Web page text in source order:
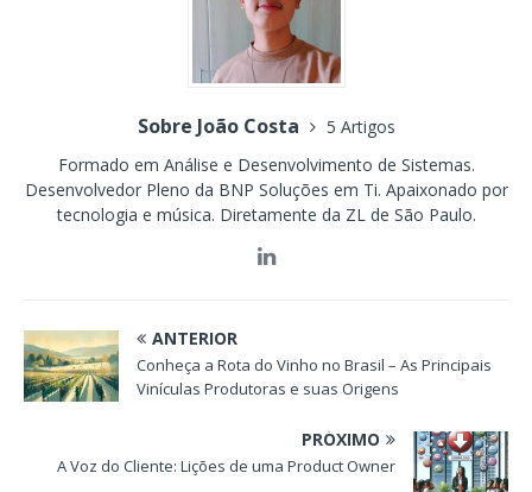
Sobre João Costa
5 Artigos
Formado em Análise e Desenvolvimento de Sistemas.
Desenvolvedor Pleno da BNP Soluções em Ti. Apaixonado por
tecnologia e música. Diretamente da ZL de São Paulo.
ANTERIOR
Conheça a Rota do Vinho no Brasil – As Principais
Vinículas Produtoras e suas Origens
PRÓXIMO
A Voz do Cliente: Lições de uma Product Owner